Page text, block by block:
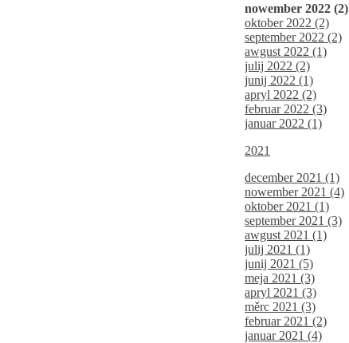
nowember 2022 (2)
oktober 2022 (2)
september 2022 (2)
awgust 2022 (1)
julij 2022 (2)
junij 2022 (1)
apryl 2022 (2)
februar 2022 (3)
januar 2022 (1)
2021
december 2021 (1)
nowember 2021 (4)
oktober 2021 (1)
september 2021 (3)
awgust 2021 (1)
julij 2021 (1)
junij 2021 (5)
meja 2021 (3)
apryl 2021 (3)
měrc 2021 (3)
februar 2021 (2)
januar 2021 (4)